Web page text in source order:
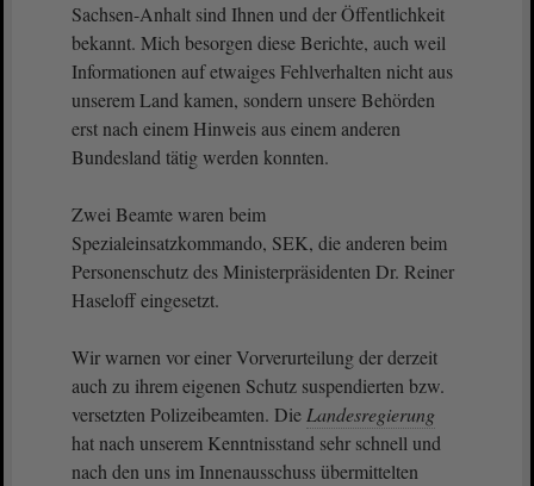
Sachsen-Anhalt sind Ihnen und der Öffentlichkeit
bekannt. Mich besorgen diese Berichte, auch weil
Informationen auf etwaiges Fehlverhalten nicht aus
unserem Land kamen, sondern unsere Behörden
erst nach einem Hinweis aus einem anderen
Bundesland tätig werden konnten.
Zwei Beamte waren beim
Spezialeinsatzkommando, SEK, die anderen beim
Personenschutz des Ministerpräsidenten Dr. Reiner
Haseloff eingesetzt.
Wir warnen vor einer Vorverurteilung der derzeit
auch zu ihrem eigenen Schutz suspendierten bzw.
versetzten Polizeibeamten. Die Landesregierung
hat nach unserem Kenntnisstand sehr schnell und
nach den uns im Innenausschuss übermittelten